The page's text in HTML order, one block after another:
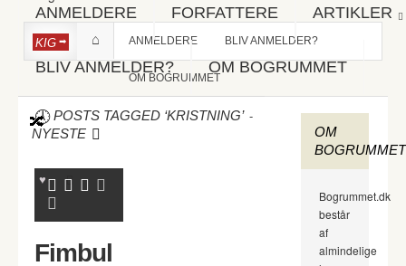
ANMELDERE FORFATTERE ARTIKLER
BLIV ANMELDER? OM BOGRUMMET
KIG ANMELDERE BLIV ANMELDER?
OM BOGRUMMET
POSTS TAGGED ‘KRISTNING’ -
NYESTE
Fimbul
OM
BOGRUMMET
Bogrummet.dk
består
af
almindelige